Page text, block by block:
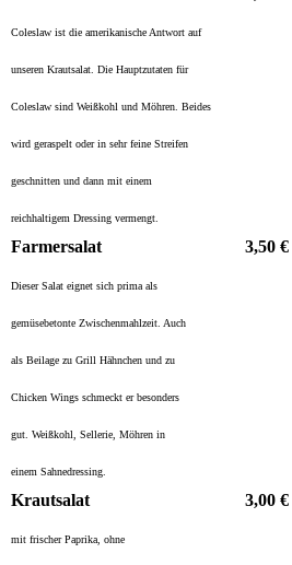
Coleslaw ist die amerikanische Antwort auf
unseren Krautsalat. Die Hauptzutaten für
Coleslaw sind Weißkohl und Möhren. Beides
wird geraspelt oder in sehr feine Streifen
geschnitten und dann mit einem
reichhaltigem Dressing vermengt.
Farmersalat
Dieser Salat eignet sich prima als
gemüsebetonte Zwischenmahlzeit. Auch
als Beilage zu Grill Hähnchen und zu
Chicken Wings schmeckt er besonders
gut. Weißkohl, Sellerie, Möhren in
einem Sahnedressing.
3,50 €
Krautsalat
mit frischer Paprika, ohne
3,00 €